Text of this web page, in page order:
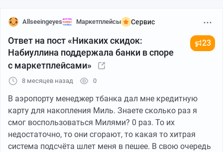
Allseeingeyes Маркетплейсы Сервис
Ответ на пост «Никаких скидок:
Набиуллина поддержала банки в споре
с маркетплейсами»
23
8 месяцев назад 0
В аэропорту менеджер тбанка дал мне кредитную
карту для накопления Миль. Знаете сколько раз я
смог воспользоваться Милями? 0 раз. То их
недостаточно, то они сгорают, то какая то хитрая
система подсчëта шлет меня в пешее. В свою очередь